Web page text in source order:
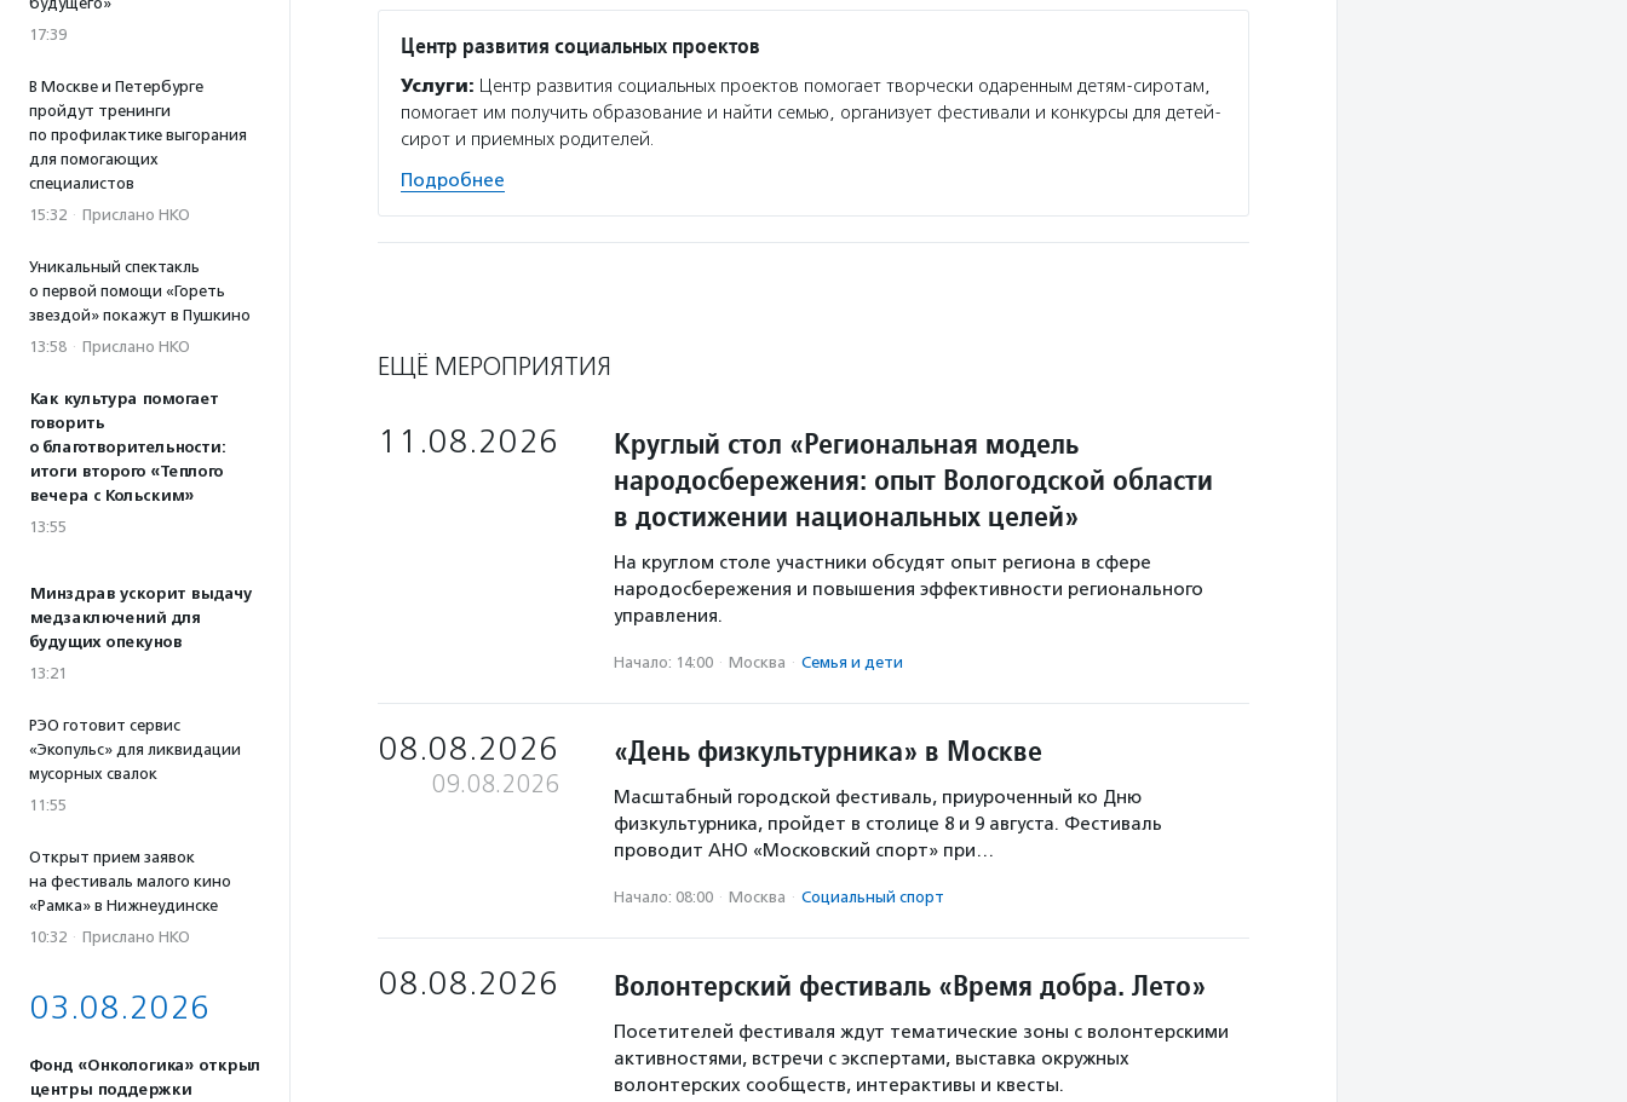
17:39
В Москве и Петербурге
пройдут тренинги
по профилактике выгорания
для помогающих
специалистов
15:32 · Прислано НКО
Уникальный спектакль
о первой помощи «Гореть
звездой» покажут в Пушкино
13:58 · Прислано НКО
Как культура помогает
говорить
о благотворительности:
итоги второго «Теплого
вечера с Кольским»
13:55
Минздрав ускорит выдачу
медзаключений для
будущих опекунов
13:21
РЭО готовит сервис
«Экопульс» для ликвидации
мусорных свалок
11:55
Открыт прием заявок
на фестиваль малого кино
«Рамка» в Нижнеудинске
10:32 · Прислано НКО
03.08.2026
Фонд «Онкологика» открыл
центры поддержки
Центр развития социальных проектов
Услуги: Центр развития социальных проектов помогает творчески одаренным детям-сиротам,
помогает им получить образование и найти семью, организует фестивали и конкурсы для детей-
сирот и приемных родителей.
Подробнее
ЕЩЁ МЕРОПРИЯТИЯ
11.08.2026
Круглый стол «Региональная модель
народосбережения: опыт Вологодской области
в достижении национальных целей»
На круглом столе участники обсудят опыт региона в сфере
народосбережения и повышения эффективности регионального
управления.
Начало: 14:00 · Москва · Семья и дети
08.08.2026
09.08.2026
«День физкультурника» в Москве
Масштабный городской фестиваль, приуроченный ко Дню
физкультурника, пройдет в столице 8 и 9 августа. Фестиваль
проводит АНО «Московский спорт» при…
Начало: 08:00 · Москва · Социальный спорт
08.08.2026 Волонтерский фестиваль «Время добра. Лето»
Посетителей фестиваля ждут тематические зоны с волонтерскими
активностями, встречи с экспертами, выставка окружных
волонтерских сообществ, интерактивы и квесты.